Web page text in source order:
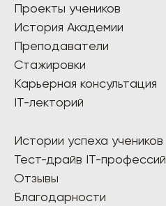
Проекты учеников
История Академии
Преподаватели
Стажировки
Карьерная консультация
IT-лекторий
Истории успеха учеников
Тест-драйв IT-профессий
Отзывы
Благодарности